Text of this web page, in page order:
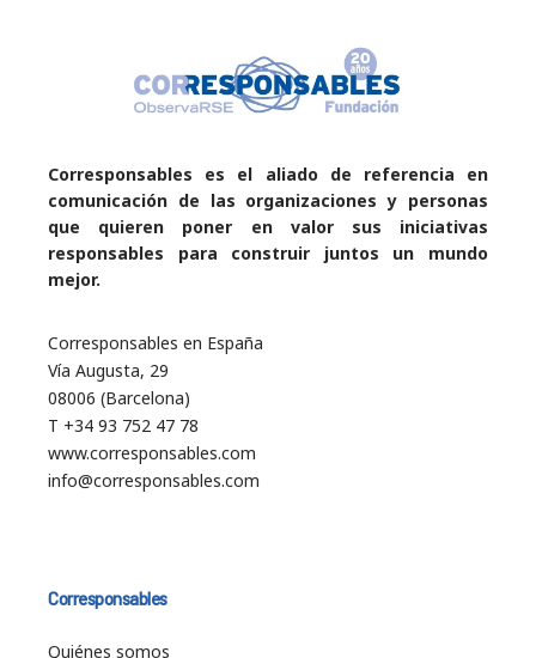
Corresponsables es el aliado de referencia en
comunicación de las organizaciones y personas
que quieren poner en valor sus iniciativas
responsables para construir juntos un mundo
mejor.
Corresponsables en España
Vía Augusta, 29
08006 (Barcelona)
T +34 93 752 47 78
www.corresponsables.com
info@corresponsables.com
Corresponsables
Quiénes somos